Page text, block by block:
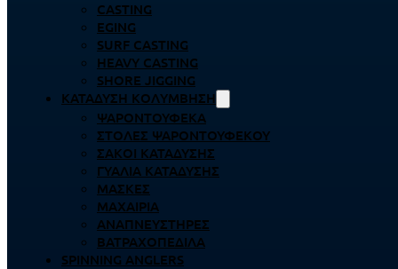
CASTING
EGING
SURF CASTING
HEAVY CASTING
SHORE JIGGING
ΚΑΤΆΔΥΣΗ ΚΟΛΎΜΒΗΣΗ
ΨΑΡΟΝΤΟΎΦΕΚΑ
ΣΤΟΛΈΣ ΨΑΡΟΝΤΟΎΦΕΚΟΥ
ΣΆΚΟΙ ΚΑΤΆΔΥΣΗΣ
ΓΥΑΛΙΆ ΚΑΤΆΔΥΣΗΣ
ΜΆΣΚΕΣ
ΜΑΧΑΊΡΙΑ
ΑΝΑΠΝΕΥΣΤΉΡΕΣ
ΒΑΤΡΑΧΟΠΈΔΙΛΑ
SPINNING ANGLERS